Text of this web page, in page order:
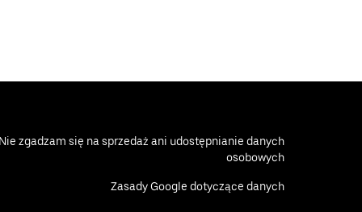
Nie zgadzam się na sprzedaż ani udostępnianie danych
osobowych
Zasady Google dotyczące danych